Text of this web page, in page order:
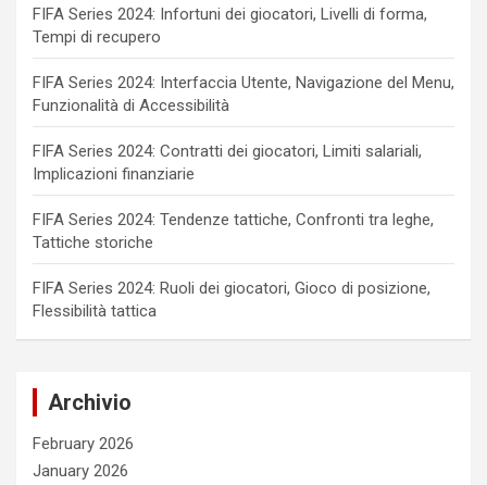
FIFA Series 2024: Infortuni dei giocatori, Livelli di forma,
Tempi di recupero
FIFA Series 2024: Interfaccia Utente, Navigazione del Menu,
Funzionalità di Accessibilità
FIFA Series 2024: Contratti dei giocatori, Limiti salariali,
Implicazioni finanziarie
FIFA Series 2024: Tendenze tattiche, Confronti tra leghe,
Tattiche storiche
FIFA Series 2024: Ruoli dei giocatori, Gioco di posizione,
Flessibilità tattica
Archivio
February 2026
January 2026